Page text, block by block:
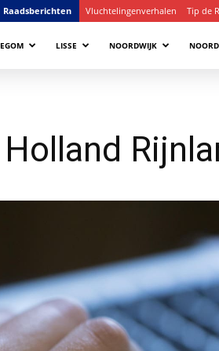
Raadsberichten Vluchtelingenverhalen Tip de
LISSE NOORDWIJK
Holland